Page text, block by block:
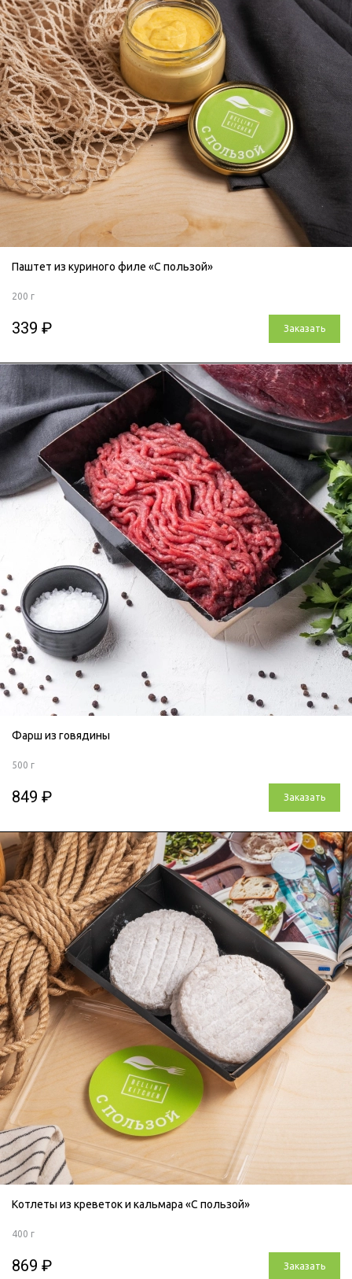
Паштет из куриного филе «С пользой»
200 г
339 ₽ Заказать
Фарш из говядины
500 г
849 ₽ Заказать
Котлеты из креветок и кальмара «С пользой»
400 г
869 ₽ Заказать